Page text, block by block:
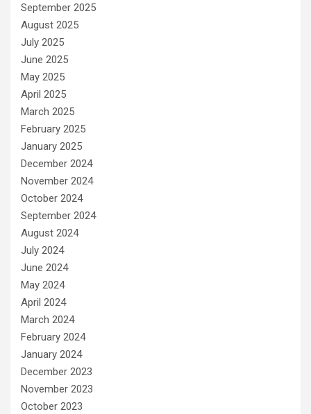
September 2025
August 2025
July 2025
June 2025
May 2025
April 2025
March 2025
February 2025
January 2025
December 2024
November 2024
October 2024
September 2024
August 2024
July 2024
June 2024
May 2024
April 2024
March 2024
February 2024
January 2024
December 2023
November 2023
October 2023